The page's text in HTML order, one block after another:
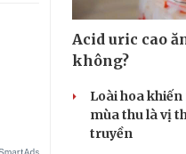
Acid uric cao
không?
Loài hoa khiến
mùa thu là vị
truyền